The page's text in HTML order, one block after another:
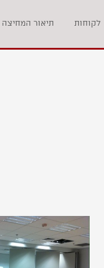
לקוחות תיאור המחיצה